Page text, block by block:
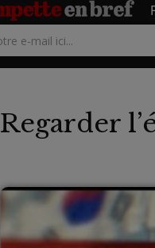
Regarder